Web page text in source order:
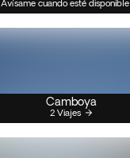
Avísame cuando esté disponible
Camboya
2 Viajes